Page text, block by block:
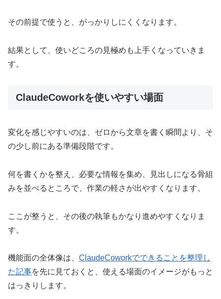
その前提で使うと、がっかりしにくくなります。
結果として、使いどころの見極めも上手くなっていきま
す。
ClaudeCoworkを使いやすい場面
変化を感じやすいのは、ゼロから文章を書く瞬間より、そ
の少し前にある準備段階です。
何を書くかを整え、必要な情報を集め、見出しになる骨組
みを並べるところで、作業の軽さが出やすくなります。
ここが整うと、その後の執筆もかなり進めやすくなりま
す。
機能面の全体像は、 ClaudeCoworkでできることを整理し
た記事を先に見ておくと、使える場面のイメージがもっと
はっきりします。